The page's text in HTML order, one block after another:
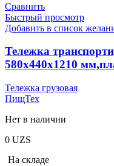
Сравнить
Быстрый просмотр
Добавить в список
Тележка
580х440х1210
Тележка грузовая
ПищТех
Нет в наличии
0 UZS
На складе